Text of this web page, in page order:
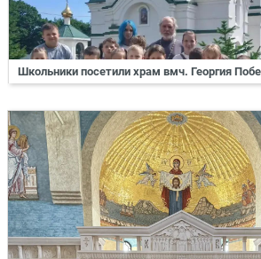
Школьники посетили храм вмч. Георгия